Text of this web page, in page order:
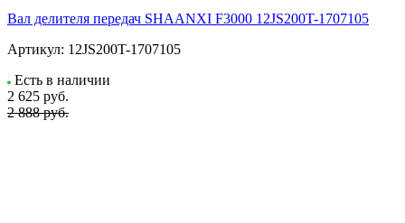
Вал делителя передач SHAANXI F3000 12JS200T-1707105
Артикул: 12JS200T-1707105
Есть в наличии
2 625 руб.
2 888 руб.